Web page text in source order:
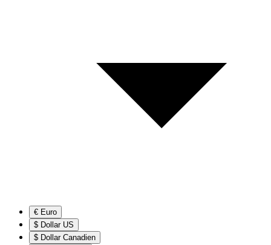
€ Euro
$ Dollar US
$ Dollar Canadien